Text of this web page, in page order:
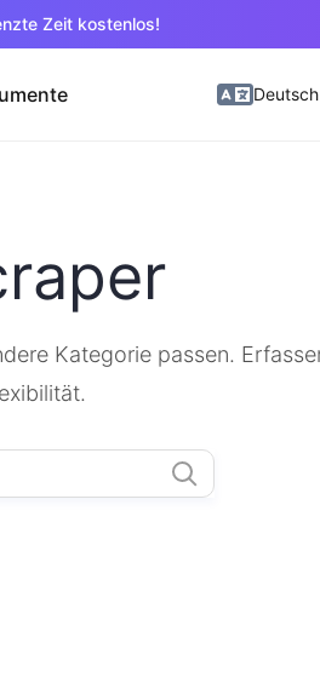
Zeit kostenlos!
Deutsch
Kategorie passen.